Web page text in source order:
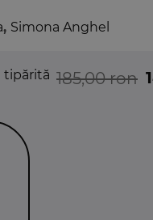
, Simona Anghel
tipărită 185,00 ron